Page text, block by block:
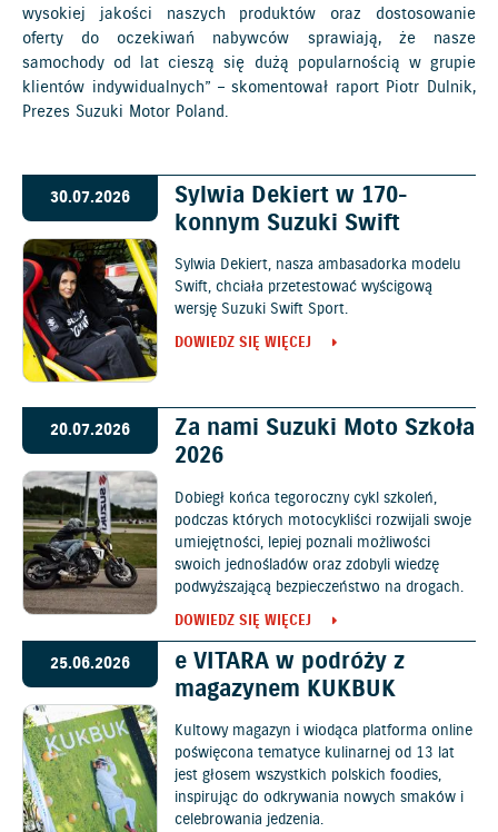
wysokiej jakości naszych produktów oraz dostosowanie
oferty do oczekiwań nabywców sprawiają, że nasze
samochody od lat cieszą się dużą popularnością w grupie
klientów indywidualnych” – skomentował raport Piotr Dulnik,
Prezes Suzuki Motor Poland.
30.07.2026
Sylwia Dekiert w 170-
konnym Suzuki Swift
Sylwia Dekiert, nasza ambasadorka modelu
Swift, chciała przetestować wyścigową
wersję Suzuki Swift Sport.
DOWIEDZ SIĘ WIĘCEJ
20.07.2026
Za nami Suzuki Moto Szkoła
2026
Dobiegł końca tegoroczny cykl szkoleń,
podczas których motocykliści rozwijali swoje
umiejętności, lepiej poznali możliwości
swoich jednośladów oraz zdobyli wiedzę
podwyższającą bezpieczeństwo na drogach.
DOWIEDZ SIĘ WIĘCEJ
25.06.2026
e VITARA w podróży z
magazynem KUKBUK
Kultowy magazyn i wiodąca platforma online
poświęcona tematyce kulinarnej od 13 lat
jest głosem wszystkich polskich foodies,
inspirując do odkrywania nowych smaków i
celebrowania jedzenia.